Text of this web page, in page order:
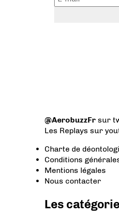
@AerobuzzFr sur
Les Replays sur
Charte de
Conditions
Mentions légales
Nous contacter
Les